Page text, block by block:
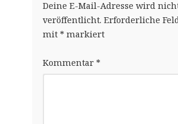
Deine E-Mail-Adresse wird
veröffentlicht. Erforderliche
mit *markiert
Kommentar *